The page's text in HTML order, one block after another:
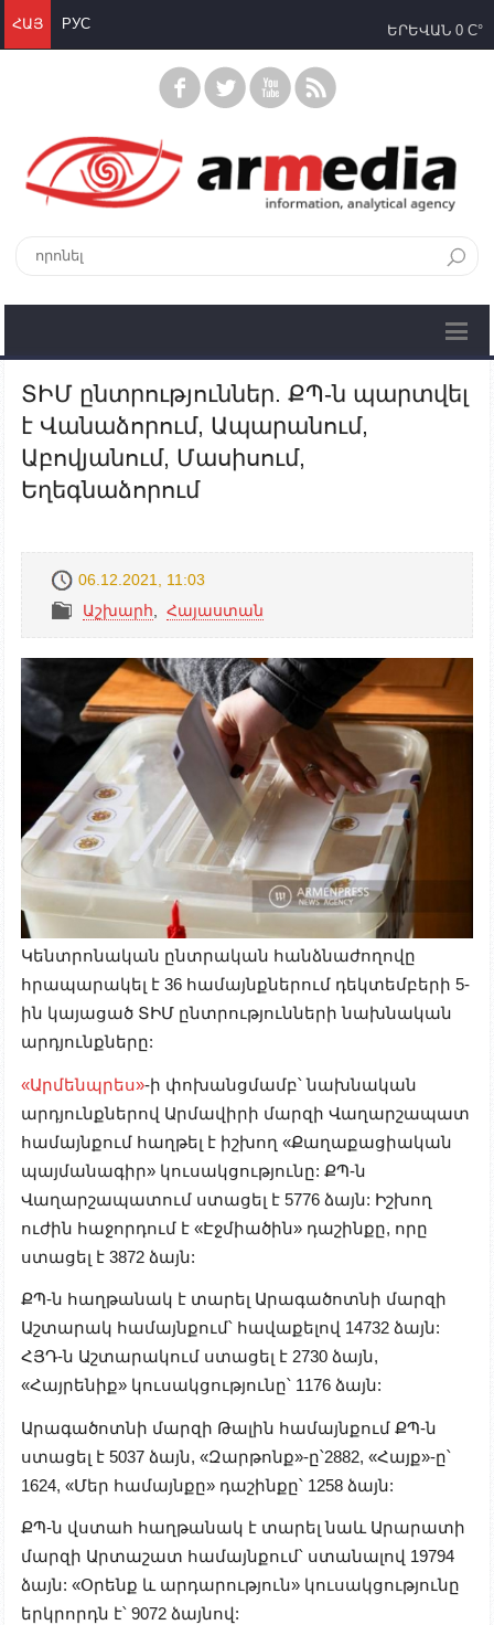
ՀԱՅ РУС ԵՐԵՎԱՆ 0 C°
ՏԻՄ ընտրություններ. ՔՊ-ն պարտվել
է Վանաձորում, Ապարանում,
Աբովյանում, Մասիսում,
Եղեգնաձորում
06.12.2021, 11:03
Աշխարհ
Հայաստան
Կենտրոնական ընտրական հանձնաժողովը
հրապարակել է 36 համայնքներում դեկտեմբերի 5-
ին կայացած ՏԻՄ ընտրությունների նախնական
արդյունքները:
«Արմենպրես»-ի փոխանցմամբ՝ նախնական
արդյունքներով Արմավիրի մարզի Վաղարշապատ
համայնքում հաղթել է իշխող «Քաղաքացիական
պայմանագիր» կուսակցությունը: ՔՊ-ն
Վաղարշապատում ստացել է 5776 ձայն: Իշխող
ուժին հաջորդում է «Էջմիածին» դաշինքը, որը
ստացել է 3872 ձայն:
ՔՊ-ն հաղթանակ է տարել Արագածոտնի մարզի
Աշտարակ համայնքում՝ հավաքելով 14732 ձայն:
ՀՅԴ-ն Աշտարակում ստացել է 2730 ձայն,
«Հայրենիք» կուսակցությունը՝ 1176 ձայն:
Արագածոտնի մարզի Թալին համայնքում ՔՊ-ն
ստացել է 5037 ձայն, «Զարթոնք»-ը՝2882, «Հայք»-ը՝
1624, «Մեր համայնքը» դաշինքը՝ 1258 ձայն:
ՔՊ-ն վստահ հաղթանակ է տարել նաև Արարատի
մարզի Արտաշատ համայնքում՝ ստանալով 19794
ձայն: «Օրենք և արդարություն» կուսակցությունը
երկրորդն է՝ 9072 ձայնով: